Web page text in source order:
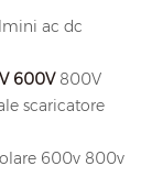
ac dc
600V 800V
scaricatore
600v 800v